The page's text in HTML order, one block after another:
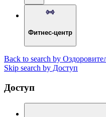
Фитнес-центр
Back to search by
Skip search by Доступ
Доступ